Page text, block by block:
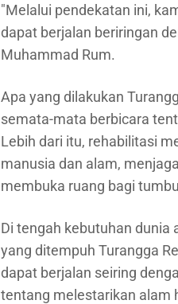
"Melalui pendekatan ini,
dapat berjalan beriringan
Muhammad Rum.
Apa yang dilakukan
semata-mata berbicara
Lebih dari itu, rehabilitasi
manusia dan alam,
membuka ruang bagi
Di tengah kebutuhan dunia
yang ditempuh Turangga
dapat berjalan seiring
tentang melestarikan alam